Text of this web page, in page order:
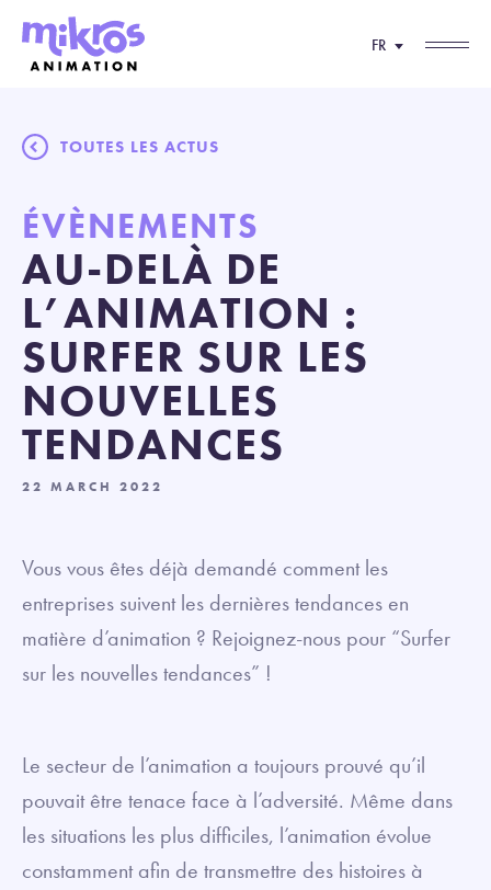
FR
TOUTES LES ACTUS
ÉVÈNEMENTS
AU-DELÀ DE
L’ANIMATION :
SURFER SUR LES
NOUVELLES
TENDANCES
22 MARCH 2022
Vous vous êtes déjà demandé comment les
entreprises suivent les dernières tendances en
matière d’animation ? Rejoignez-nous pour “Surfer
sur les nouvelles tendances” !
Le secteur de l’animation a toujours prouvé qu’il
pouvait être tenace face à l’adversité. Même dans
les situations les plus difficiles, l’animation évolue
constamment afin de transmettre des histoires à